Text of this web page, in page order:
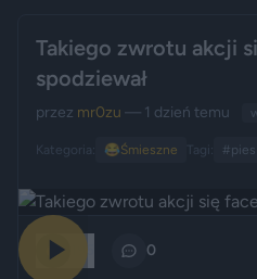
Takiego zwrotu akcji
spodziewał
przez mr0zu — 1 dzień temu
Kategoria: 😂Śmieszne Tagi: #pies
0